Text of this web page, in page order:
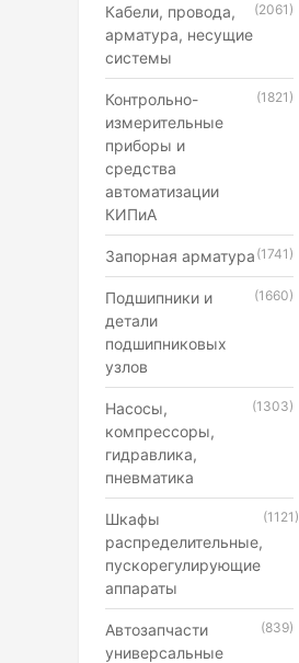
Кабели, провода,
арматура, несущие
системы
(2061)
Контрольно-
измерительные
приборы и
средства
автоматизации
КИПиА
(1821)
Запорная арматура (1741)
Подшипники и
детали
подшипниковых
узлов
(1660)
Насосы,
компрессоры,
гидравлика,
пневматика
(1303)
Шкафы
распределительные,
пускорегулирующие
аппараты
(1121)
Автозапчасти
универсальные
(839)